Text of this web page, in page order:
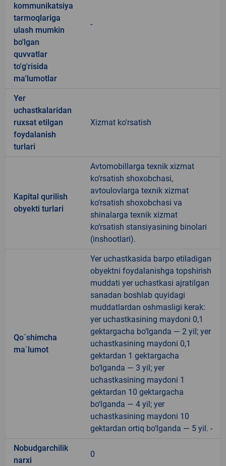
kommunikatsiya
tarmoqlariga
ulash mumkin
bo'lgan
quvvatlar
to'g'risida
ma'lumotlar
-
Yer
uchastkalaridan
ruxsat etilgan
foydalanish
turlari
Xizmat ko'rsatish
Kapital qurilish
obyekti turlari
Avtomobillarga texnik xizmat
ko‘rsatish shoxobchasi,
avtoulovlarga texnik xizmat
ko‘rsatish shoxobchasi va
shinalarga texnik xizmat
ko‘rsatish stansiyasining binolari
(inshootlari).
Qo`shimcha
ma`lumot
Yer uchastkasida barpo etiladigan
obyektni foydalanishga topshirish
muddati yer uchastkasi ajratilgan
sanadan boshlab quyidagi
muddatlardan oshmasligi kerak:
yer uchastkasining maydoni 0,1
gektargacha bo‘lganda — 2 yil; yer
uchastkasining maydoni 0,1
gektardan 1 gektargacha
bo‘lganda — 3 yil; yer
uchastkasining maydoni 1
gektardan 10 gektargacha
bo‘lganda — 4 yil; yer
uchastkasining maydoni 10
gektardan ortiq bo‘lganda — 5 yil. -
Nobudgarchilik
narxi
0